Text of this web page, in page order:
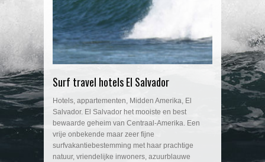
Surf travel hotels El Salvador
Hotels, appartementen, Midden Amerika, El
Salvador. El Salvador het mooiste en best
bewaarde geheim van Centraal-Amerika. Een
vrije onbekende maar zeer fijne
surfvakantiebestemming met haar prachtige
natuur, vriendelijke inwoners, azuurblauwe